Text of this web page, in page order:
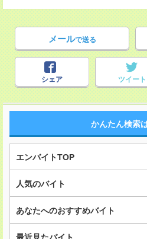
メールで送る
シェア ツイート
かんたん検索
エンバイトTOP
人気のバイト
あなたへのおすすめバイト